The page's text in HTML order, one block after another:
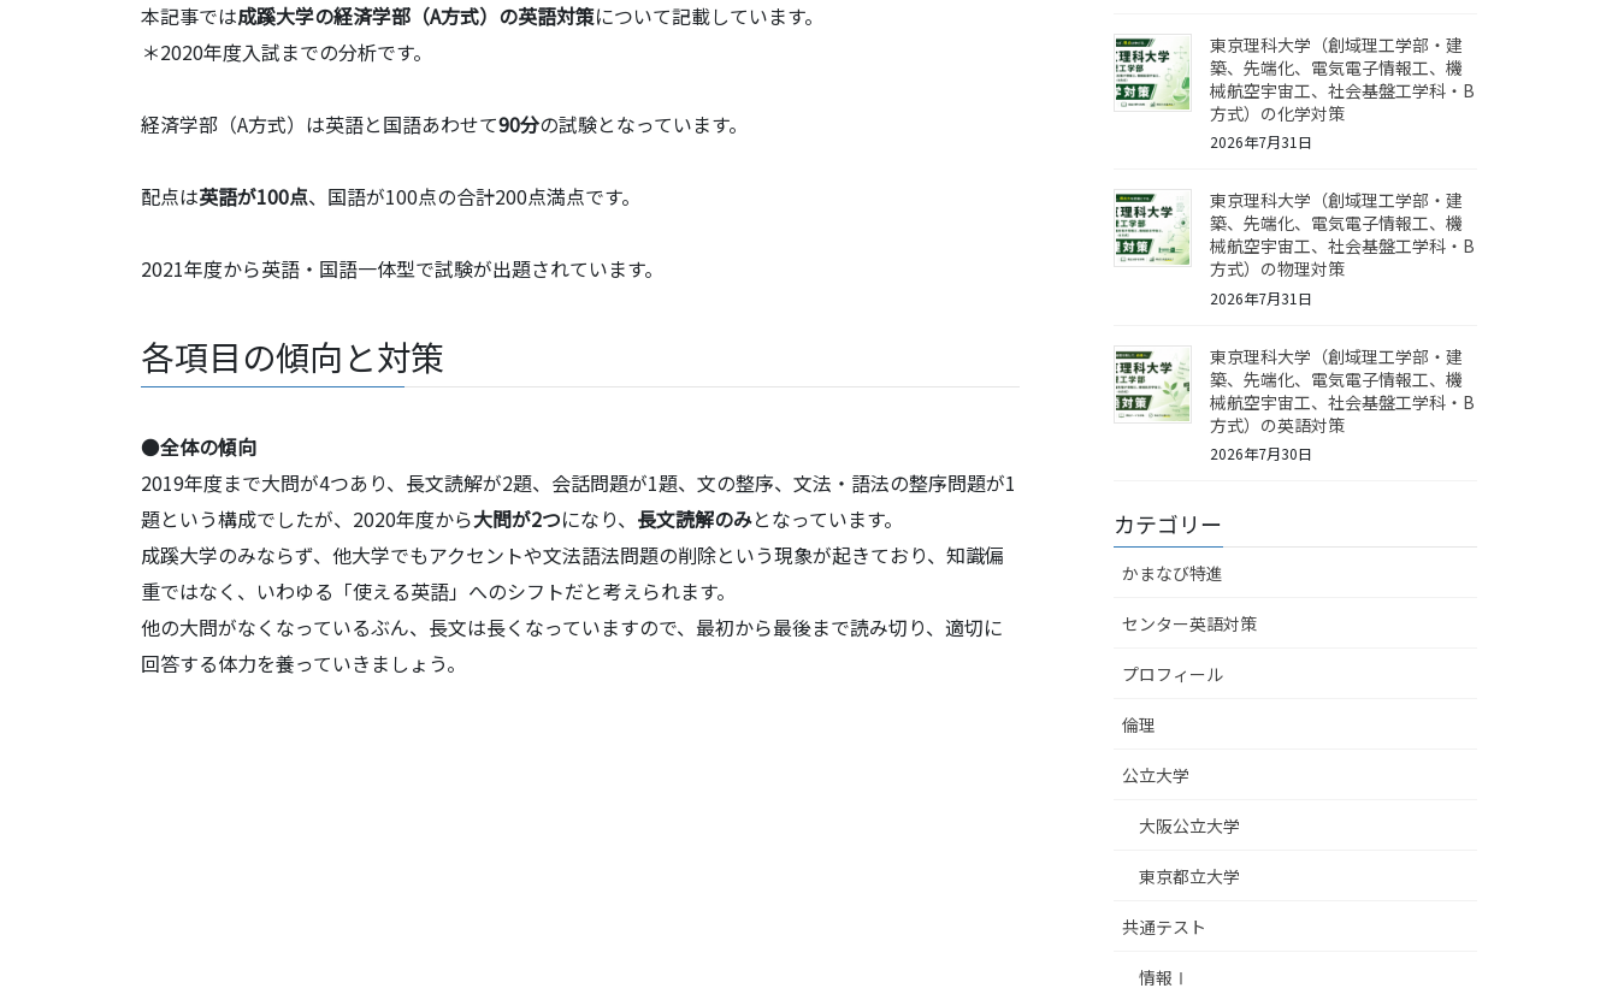
本記事では成蹊大学の経済学部（A方式）の英語対策について記載しています。
＊2020年度入試までの分析です。
経済学部（A方式）は英語と国語あわせて90分の試験となっています。
配点は英語が100点、国語が100点の合計200点満点です。
2021年度から英語・国語一体型で試験が出題されています。
各項目の傾向と対策
●全体の傾向
2019年度まで大問が4つあり、長文読解が2題、会話問題が1題、文の整序、文法・語法の整序問題が1
題という構成でしたが、2020年度から大問が2つになり、 長文読解のみとなっています。
成蹊大学のみならず、他大学でもアクセントや文法語法問題の削除という現象が起きており、知識偏
重ではなく、いわゆる「使える英語」へのシフトだと考えられます。
他の大問がなくなっているぶん、長文は長くなっていますので、最初から最後まで読み切り、適切に
回答する体力を養っていきましょう。
東京理科大学（創域理工学部・建
築、先端化、電気電子情報工、機
械航空宇宙工、社会基盤工学科・B
方式）の化学対策
2026年7月31日
東京理科大学（創域理工学部・建
築、先端化、電気電子情報工、機
械航空宇宙工、社会基盤工学科・B
方式）の物理対策
2026年7月31日
東京理科大学（創域理工学部・建
築、先端化、電気電子情報工、機
械航空宇宙工、社会基盤工学科・B
方式）の英語対策
2026年7月30日
カテゴリー
かまなび特進
センター英語対策
プロフィール
倫理
公立大学
大阪公立大学
東京都立大学
共通テスト
情報Ⅰ